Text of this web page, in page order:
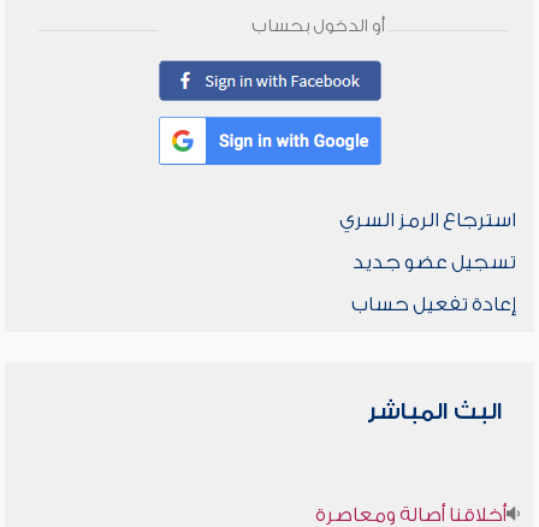
أو الدخول بحساب
استرجاع الرمز السري
تسجيل عضو جديد
إعادة تفعيل حساب
البث المباشر
أخلاقنا أصالة ومعاصرة